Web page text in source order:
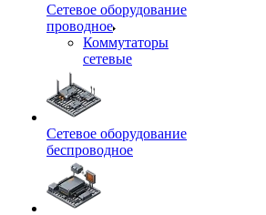
Сетевое оборудование
проводное
Коммутаторы
сетевые
Сетевое оборудование
беспроводное